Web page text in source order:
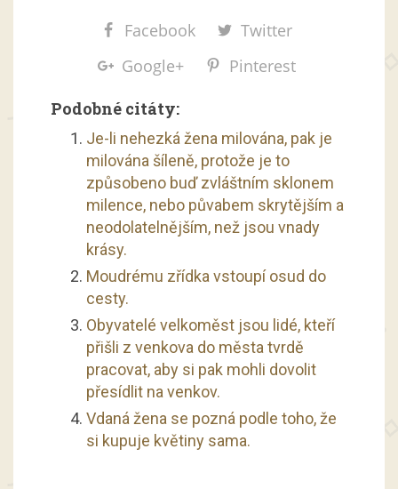
Facebook
Twitter
Google+
Pinterest
Podobné citáty:
Je-li nehezká žena milována, pak je
milována šíleně, protože je to
způsobeno buď zvláštním sklonem
milence, nebo půvabem skrytějším a
neodolatelnějším, než jsou vnady
krásy.
Moudrému zřídka vstoupí osud do
cesty.
Obyvatelé velkoměst jsou lidé, kteří
přišli z venkova do města tvrdě
pracovat, aby si pak mohli dovolit
přesídlit na venkov.
Vdaná žena se pozná podle toho, že
si kupuje květiny sama.